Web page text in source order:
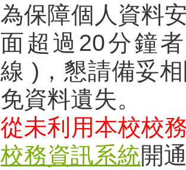
為保障個人資料
面超過20分鐘
線 )，懇請備妥
免資料遺失。
從未利用本校校
校務資訊系統開